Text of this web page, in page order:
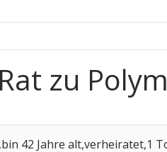
zu
42 Jahre alt,verheiratet,1